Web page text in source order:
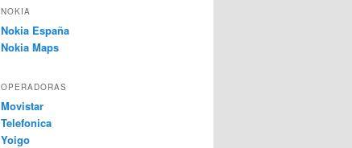
NOKIA
Nokia España
Nokia Maps
OPERADORAS
Movistar
Telefonica
Yoigo